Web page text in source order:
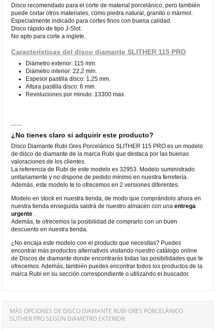
Disco recomendado para el corte de material porcelánico, pero también
puede cortar otros materiales, como piedra natural, granito o mármol.
Especialmente indicado para cortes finos con buena calidad.
Disco rápido de tipo J-Slot.
No apto para corte a inglete.
Características del disco diamante SLITHER 115 PRO
Diámetro exterior: 115 mm.
Diámetro interior: 22,2 mm.
Espesor pastilla disco: 1,25 mm.
Altura pastilla disco: 6 mm.
Revoluciones por minuto: 13300 max.
¿No tienes claro si adquirir este producto?
Disco Diamante Rubi Gres Porcelánico SLITHER 115 PRO es un modelo
de disco de diamante de la marca Rubi que destaca por las buenas
valoraciones de los clientes.
La referencia de Rubi de este modelo es 32953. Modelo suministrado
unitariamente y no dispone de pedido mínimo en nuestra ferretería.
Además, este modelo te lo ofrecemos en 2 versiones diferentes.
Modelo en stock en nuestra tienda, de modo que comprándolo ahora en
nuestra tienda enseguida saldrá de nuestro almacén con unaentrega
urgente
Además, te ofrecemos la posibilidad de comprarlo con un buen
descuento en nuestra tienda.
¿No encaja este modelo con el producto que necesitas? Puedes
encontrar más productos alternativos visitando nuestro catálogo online
de Discos de diamante donde encontrarás todas las posibilidades que te
ofrecemos. Además, también puedes encontrar todos los productos de la
marca Rubi en su sección correspondiente o utilizando el buscador.
MÁS OPCIONES DE DISCO DIAMANTE RUBI GRES PORCELÁNICO
SLITHER PRO SEGÚN DIÁMETRO EXTERIOR: